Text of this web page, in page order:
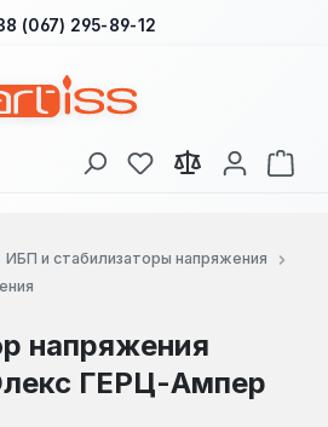
содержанию
(067) 295-89-12
У вас есть товары
В
ИБП и стабилизаторы напряжения
напряжения
ГЕРЦ-Ампер